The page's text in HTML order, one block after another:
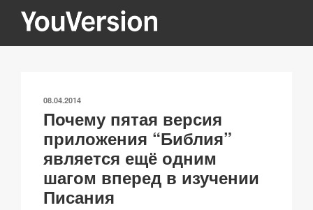
YOUVERSION
Seeking God every day.
ОПУБЛИКОВАНО
08.04.2014
Почему пятая версия
приложения “Библия”
является ещё одним
шагом вперед в изучении
Писания